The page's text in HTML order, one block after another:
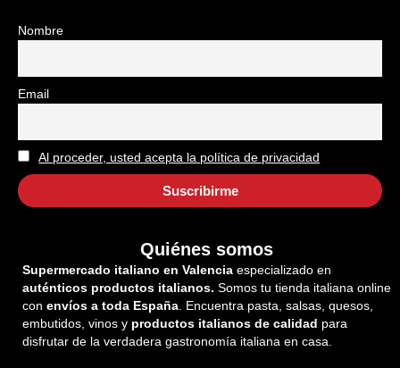
Nombre
Email
Al proceder, usted acepta la política de privacidad
Quiénes somos
Supermercado italiano en Valencia especializado en
auténticos productos italianos. Somos tu tienda italiana online
con envíos a toda España . Encuentra pasta, salsas, quesos,
embutidos, vinos y productos italianos de calidad para
disfrutar de la verdadera gastronomía italiana en casa.